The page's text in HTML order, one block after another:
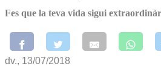
Fes que la teva vida sigui
dv., 13/07/2018